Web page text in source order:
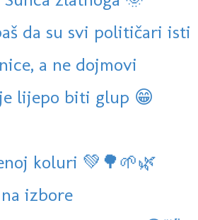
da su svi političari isti
a ne dojmovi
lijepo biti glup 😁
koluri 💚🌳🌱🌿
izbore